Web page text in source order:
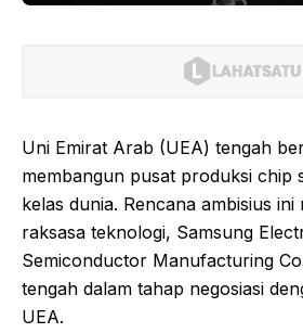
Uni Emirat Arab (UEA) tengah
membangun pusat produksi chip
kelas dunia. Rencana ambisius ini
raksasa teknologi, Samsung
Semiconductor Manufacturing
tengah dalam tahap negosiasi
UEA.